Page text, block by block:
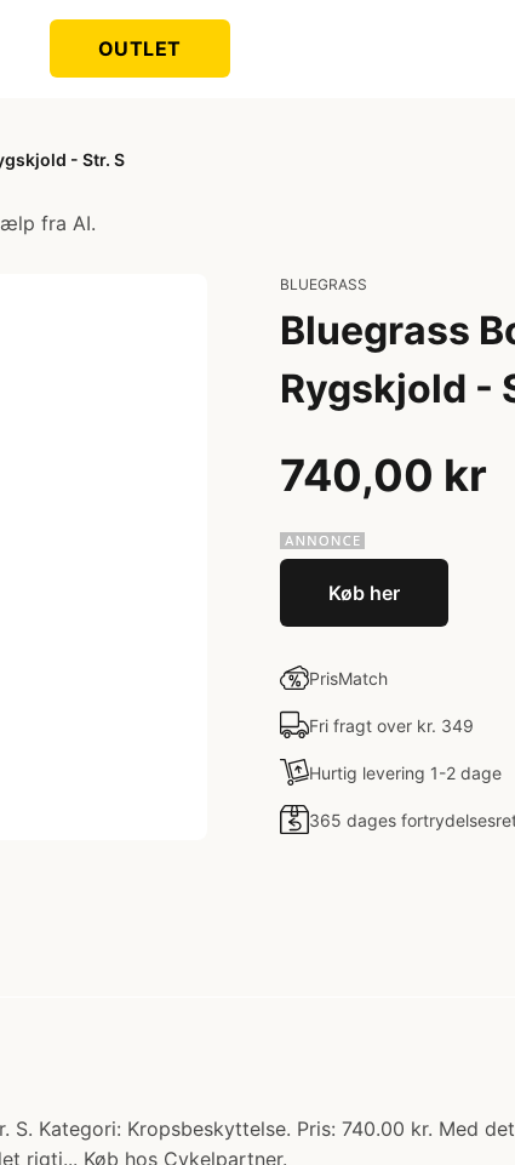
OUTLET
- Str. S
fra AI.
BLUEGRASS
Bluegrass
Rygskjold -
740,00 kr
Køb her
PrisMatch
Fri fragt over kr. 349
Hurtig levering 1-2 dage
365 dages
S. Kategori: Kropsbeskyttelse. Pris: 740.00 kr. Med
rigti... Køb hos Cykelpartner.